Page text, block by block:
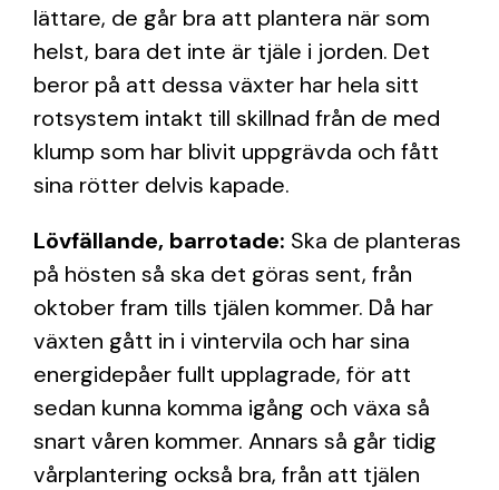
lättare, de går bra att plantera när som
helst, bara det inte är tjäle i jorden. Det
beror på att dessa växter har hela sitt
rotsystem intakt till skillnad från de med
klump som har blivit uppgrävda och fått
sina rötter delvis kapade.
Lövfällande, barrotade: Ska de planteras
på hösten så ska det göras sent, från
oktober fram tills tjälen kommer. Då har
växten gått in i vintervila och har sina
energidepåer fullt upplagrade, för att
sedan kunna komma igång och växa så
snart våren kommer. Annars så går tidig
vårplantering också bra, från att tjälen